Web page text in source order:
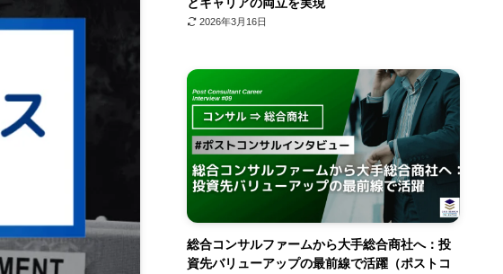
2026年3月16日
総合コンサルファームから大手総合商社へ：投
資先バリューアップの最前線で活躍（ポストコ